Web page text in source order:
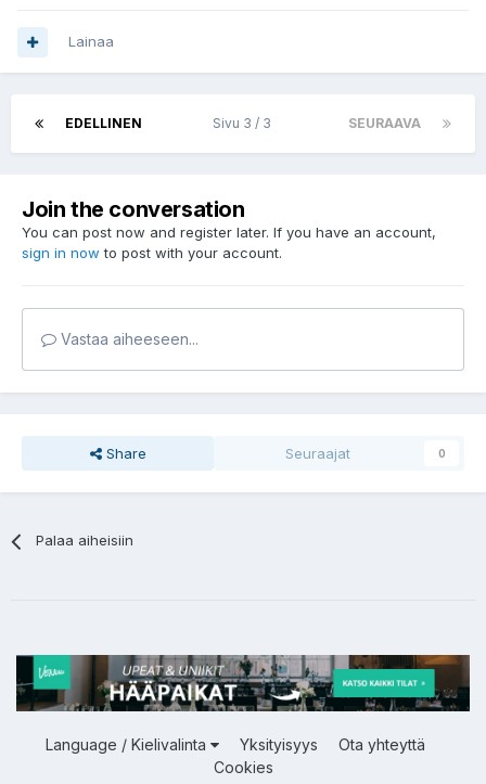
Lainaa
EDELLINEN SEURAAVA
Sivu 3 / 3
Join the conversation
You can post now and register later. If you have an account,
sign in now to post with your account.
Vastaa aiheeseen...
Share Seuraajat 0
Palaa aiheisiin
Language / Kielivalinta Yksityisyys
Ota yhteyttä
Cookies